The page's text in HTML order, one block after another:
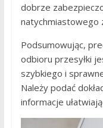
dobrze
natychmiastowego
Podsumowując,
odbioru przesyłki
szybkiego i
Należy podać
informacje